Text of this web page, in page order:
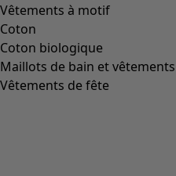
Vêtements à motif
Coton
Coton biologique
Maillots de bain et
Vêtements de fête